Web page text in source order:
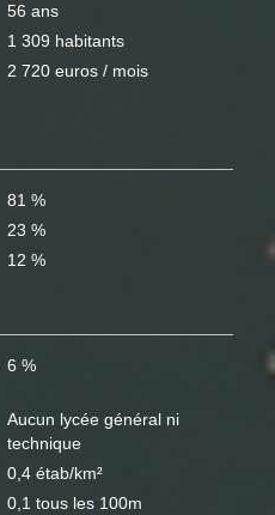
56 ans
1 309 habitants
2 720 euros / mois
81 %
23 %
12 %
6 %
Aucun lycée général ni
technique
0,4 étab/km²
0,1 tous les 100m